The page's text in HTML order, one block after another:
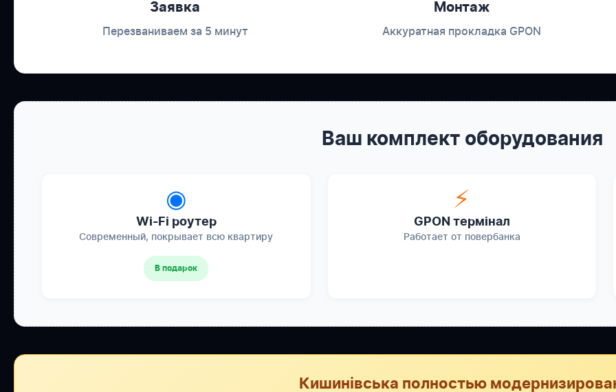
Заявка
Перезваниваем за 5 минут
Монтаж
Аккуратная прокладка GPON
Ваш комплект оборудования
◉
Wi-Fi роутер
Современный, покрывает всю квартиру
В подарок
⚡
GPON термінал
Работает от повербанка
Кишинівська полностью